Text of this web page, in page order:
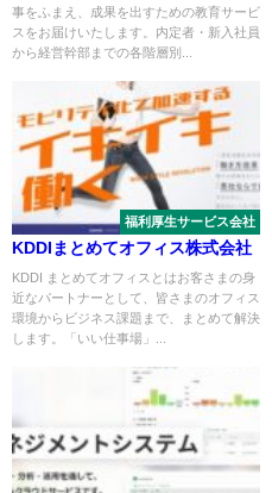
事をふまえ、成果を出すための教育サービ
スをお届けいたします。内定者・新入社員
から経営幹部までの各階層別...
福利厚生サービス会社
KDDIまとめてオフィス株式会社
KDDI まとめてオフィスとはお客さまの身
近なパートナーとして、皆さまのオフィス
環境からビジネス課題まで、まとめて解決
します。「いい仕事場」...